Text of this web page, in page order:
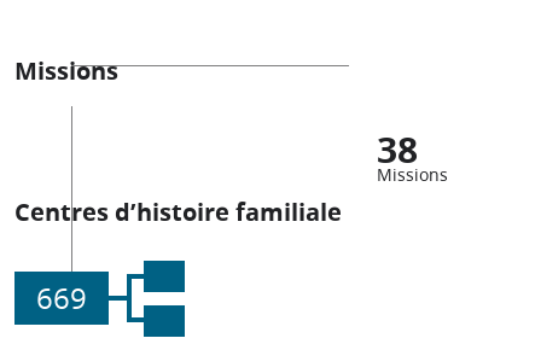
Missions
38
Missions
Centres d’histoire familiale
669